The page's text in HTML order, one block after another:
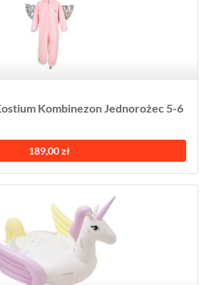
Kombinezon Jednorożec 5-6
189,00 zł